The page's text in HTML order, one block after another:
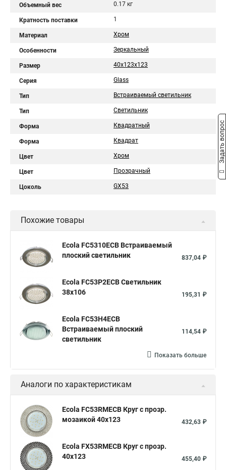
Объемный вес 0.17 кг
Кратность поставки 1
Материал Хром
Особенности Зеркальный
Размер 40x123x123
Серия Glass
Тип Встраиваемый светильник
Тип Светильник
Форма Квадратный
Форма Квадрат
Цвет Хром
Цвет Прозрачный
Цоколь GX53
Похожие товары
Ecola FC5310ECB Встраиваемый
плоский светильник
837,04 ₽
Ecola FC53P2ECB Светильник
38x106
195,31 ₽
Ecola FC53H4ECB
Встраиваемый плоский
светильник
114,54 ₽
Показать больше
Аналоги по характеристикам
Ecola FC53RMECB Круг с прозр.
мозаикой 40x123
432,63 ₽
Ecola FX53RMECB Круг с прозр.
40x123
455,40 ₽
Задать вопрос